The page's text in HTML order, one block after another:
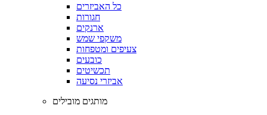
כל האביזרים
חגורות
ארנקים
משקפי שמש
צעיפים ומטפחות
כובעים
תכשיטים
אביזרי נסיעה
מותגים מובילים